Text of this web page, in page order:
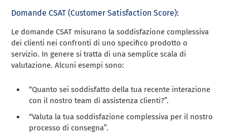
Domande CSAT (Customer Satisfaction Score):
Le domande CSAT misurano la soddisfazione complessiva
dei clienti nei confronti di uno specifico prodotto o
servizio. In genere si tratta di una semplice scala di
valutazione. Alcuni esempi sono:
“Quanto sei soddisfatto della tua recente interazione
con il nostro team di assistenza clienti?”.
“Valuta la tua soddisfazione complessiva per il nostro
processo di consegna”.